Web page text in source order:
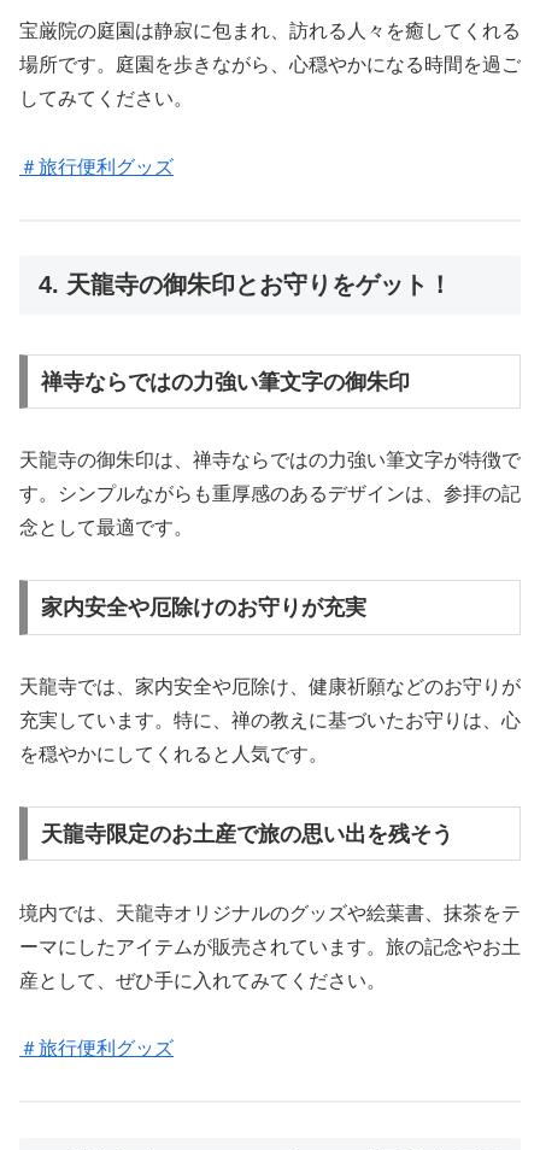
宝厳院の庭園は静寂に包まれ、訪れる人々を癒してくれる
場所です。庭園を歩きながら、心穏やかになる時間を過ご
してみてください。
＃旅行便利グッズ
4. 天龍寺の御朱印とお守りをゲット！
禅寺ならではの力強い筆文字の御朱印
天龍寺の御朱印は、禅寺ならではの力強い筆文字が特徴で
す。シンプルながらも重厚感のあるデザインは、参拝の記
念として最適です。
家内安全や厄除けのお守りが充実
天龍寺では、家内安全や厄除け、健康祈願などのお守りが
充実しています。特に、禅の教えに基づいたお守りは、心
を穏やかにしてくれると人気です。
天龍寺限定のお土産で旅の思い出を残そう
境内では、天龍寺オリジナルのグッズや絵葉書、抹茶をテ
ーマにしたアイテムが販売されています。旅の記念やお土
産として、ぜひ手に入れてみてください。
＃旅行便利グッズ